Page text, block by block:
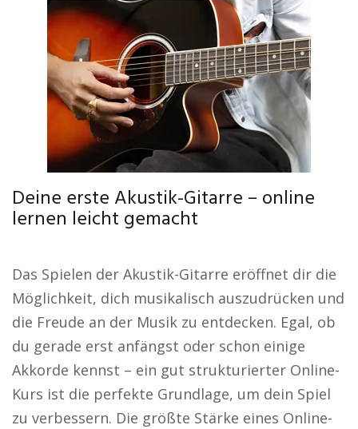
Deine erste Akustik-Gitarre – online
lernen leicht gemacht
Das Spielen der Akustik-Gitarre eröffnet dir die
Möglichkeit, dich musikalisch auszudrücken und
die Freude an der Musik zu entdecken. Egal, ob
du gerade erst anfängst oder schon einige
Akkorde kennst – ein gut strukturierter Online-
Kurs ist die perfekte Grundlage, um dein Spiel
zu verbessern. Die größte Stärke eines Online-